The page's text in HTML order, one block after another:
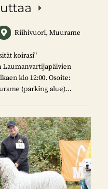
Riihivuori, Muurame
koirasi"
klo 12:00. Osoite:
(parking alue)…